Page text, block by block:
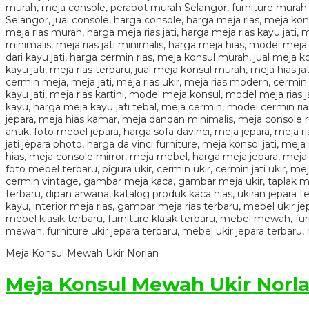
Meja Konsul Mewah Ukir Norlan
Meja Konsul Mewah Ukir